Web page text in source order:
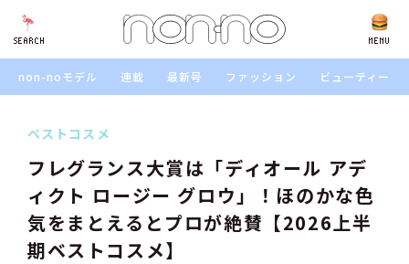
SEARCH MENU
SEARCH
non-noモデル 連載 最新号 ファッション ビューティー
ベストコスメ
フレグランス大賞は「ディオール アデ
ィクト ロージー グロウ」！ほのかな色
気をまとえるとプロが絶賛【2026上半
期ベストコスメ】